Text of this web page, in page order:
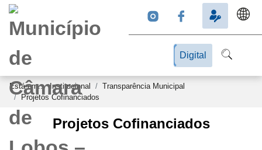
Digital
Está em...Institucional
Transparência Municipal
Projetos Cofinanciados
Projetos Cofinanciados